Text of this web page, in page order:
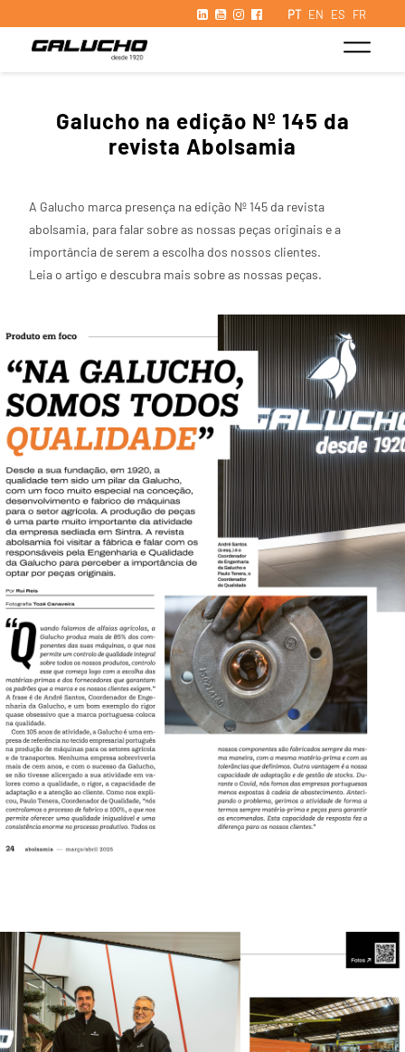
PT EN ES FR
Galucho na edição Nº 145 da
revista Abolsamia
A Galucho marca presença na edição Nº 145 da revista
abolsamia, para falar sobre as nossas peças originais e a
importância de serem a escolha dos nossos clientes.
Leia o artigo e descubra mais sobre as nossas peças.